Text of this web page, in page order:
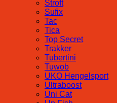
Stroft
Sufix
Tac
Tica
Top Secret
Trakker
Tubertini
Tuwob
UKO Hengelsport
Ultraboost
Uni Cat